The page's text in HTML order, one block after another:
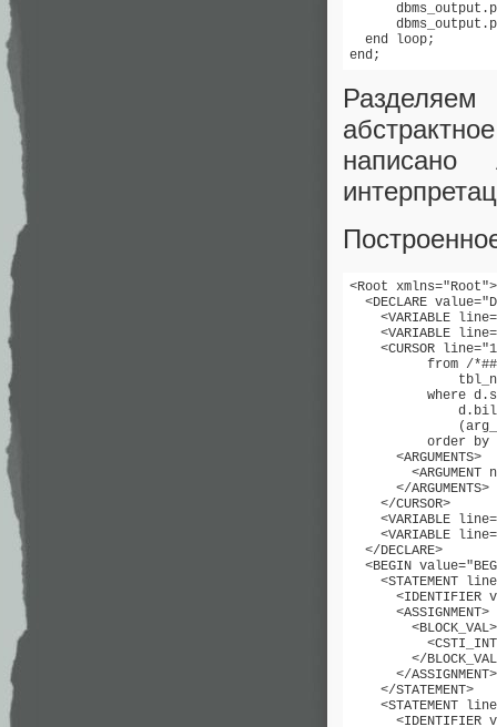
  end loop;
<Root xmlns="Root">
<DECLARE
<VARIABLE
<VARIABLE
<CURSOR
from /
where
order by
      <ARGUMENTS>
<ARGUMENT
      </ARGUMENTS>
    </CURSOR>
<VARIABLE
<VARIABLE
  </DECLARE>
<BEGIN
<STATEMENT
<IDENTIFIER
      <ASSIGNMENT>
        <BLOCK_VAL>
</
      </ASSIGNMENT>
    </STATEMENT>
<STATEMENT
<IDENTIFIER